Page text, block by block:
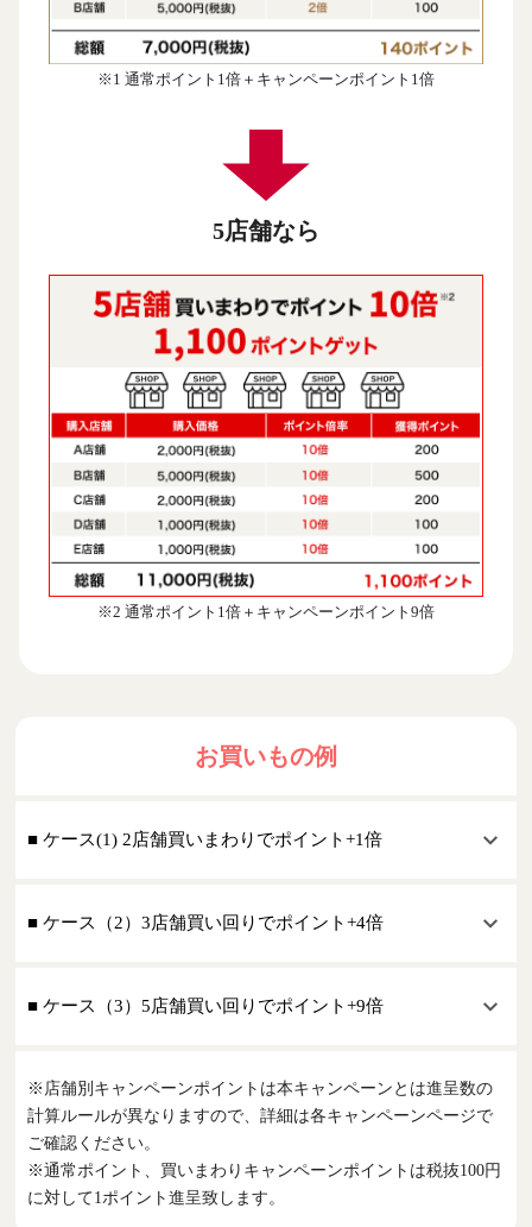
※1 通常ポイント1倍＋キャンペーンポイント1倍
5店舗なら
※2 通常ポイント1倍＋キャンペーンポイント9倍
お買いもの例
■ ケース(1) 2店舗買いまわりでポイント+1倍
■ ケース（2）3店舗買い回りでポイント+4倍
■ ケース（3）5店舗買い回りでポイント+9倍
※店舗別キャンペーンポイントは本キャンペーンとは進呈数の
計算ルールが異なりますので、詳細は各キャンペーンページで
ご確認ください。
※通常ポイント、買いまわりキャンペーンポイントは税抜100円
に対して1ポイント進呈致します。